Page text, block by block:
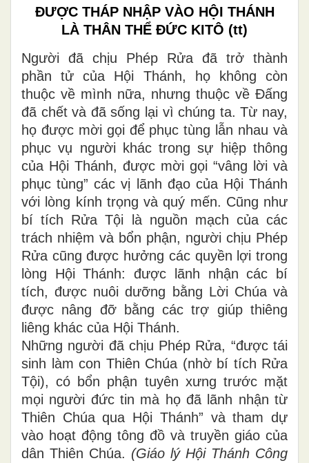
ĐƯỢC THÁP NHẬP VÀO HỘI THÁNH
LÀ THÂN THỂ ĐỨC KITÔ (tt)
Người đã chịu Phép Rửa đã trở thành
phần tử của Hội Thánh, họ không còn
thuộc về mình nữa, nhưng thuộc về Đấng
đã chết và đã sống lại vì chúng ta. Từ nay,
họ được mời gọi để phục tùng lẫn nhau và
phục vụ người khác trong sự hiệp thông
của Hội Thánh, được mời gọi “vâng lời và
phục tùng” các vị lãnh đạo của Hội Thánh
với lòng kính trọng và quý mến. Cũng như
bí tích Rửa Tội là nguồn mạch của các
trách nhiệm và bổn phận, người chịu Phép
Rửa cũng được hưởng các quyền lợi trong
lòng Hội Thánh: được lãnh nhận các bí
tích, được nuôi dưỡng bằng Lời Chúa và
được nâng đỡ bằng các trợ giúp thiêng
liêng khác của Hội Thánh.
Những người đã chịu Phép Rửa, “được tái
sinh làm con Thiên Chúa (nhờ bí tích Rửa
Tội), có bổn phận tuyên xưng trước mặt
mọi người đức tin mà họ đã lãnh nhận từ
Thiên Chúa qua Hội Thánh” và tham dự
vào hoạt động tông đồ và truyền giáo của
dân Thiên Chúa. (Giáo lý Hội Thánh Công